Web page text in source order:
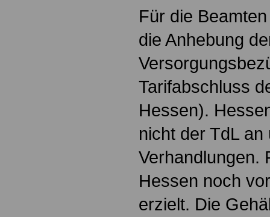
Für die
die Anhebung
Tarifabschluss
Hessen).
nicht der TdL
Verhandlungen.
Hessen noch
erzielt. Die